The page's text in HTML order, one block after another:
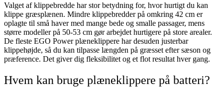
Valget af klippebredde har stor betydning for, hvor hurtigt du kan
klippe græsplænen. Mindre klippebredder på omkring 42 cm er
oplagte til små haver med mange bede og smalle passager, mens
større modeller på 50-53 cm gør arbejdet hurtigere på store arealer.
De fleste EGO Power plæneklippere har desuden justerbar
klippehøjde, så du kan tilpasse længden på græsset efter sæson og
præference. Det giver dig fleksibilitet og et flot resultat hver gang.
Hvem kan bruge plæneklippere på batteri?